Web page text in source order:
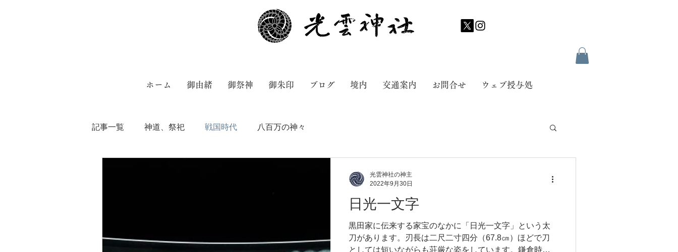
ホーム 御由緒 御祭神 御朱印 ブログ 境内 交通案内 お問合せ ウェブ授与処
記事一覧 神道、祭祀 戦国時代 八百万の神々
日光一文字
黒田家に伝来する家宝のなかに「日光一文字」という太
刀があります。刃長は二尺二寸四分（67.8㎝）ほどで刀
としては短いながらも荘厳な姿をしています。鎌倉時代
光雲神社の神主
2022年9月30日